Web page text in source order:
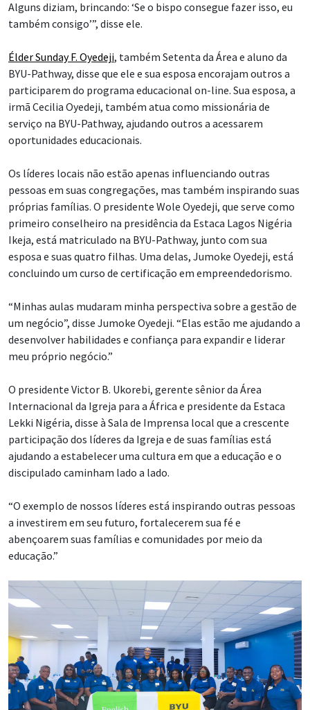
Alguns diziam, brincando: ‘Se o bispo consegue fazer isso, eu
também consigo’”, disse ele.
Élder Sunday F. Oyedeji, também Setenta da Área e aluno da
BYU-Pathway, disse que ele e sua esposa encorajam outros a
participarem do programa educacional on-line. Sua esposa, a
irmã Cecilia Oyedeji, também atua como missionária de
serviço na BYU-Pathway, ajudando outros a acessarem
oportunidades educacionais.
Os líderes locais não estão apenas influenciando outras
pessoas em suas congregações, mas também inspirando suas
próprias famílias. O presidente Wole Oyedeji, que serve como
primeiro conselheiro na presidência da Estaca Lagos Nigéria
Ikeja, está matriculado na BYU-Pathway, junto com sua
esposa e suas quatro filhas. Uma delas, Jumoke Oyedeji, está
concluindo um curso de certificação em empreendedorismo.
“Minhas aulas mudaram minha perspectiva sobre a gestão de
um negócio”, disse Jumoke Oyedeji. “Elas estão me ajudando a
desenvolver habilidades e confiança para expandir e liderar
meu próprio negócio.”
O presidente Victor B. Ukorebi, gerente sênior da Área
Internacional da Igreja para a África e presidente da Estaca
Lekki Nigéria, disse à Sala de Imprensa local que a crescente
participação dos líderes da Igreja e de suas famílias está
ajudando a estabelecer uma cultura em que a educação e o
discipulado caminham lado a lado.
“O exemplo de nossos líderes está inspirando outras pessoas
a investirem em seu futuro, fortalecerem sua fé e
abençoarem suas famílias e comunidades por meio da
educação.”